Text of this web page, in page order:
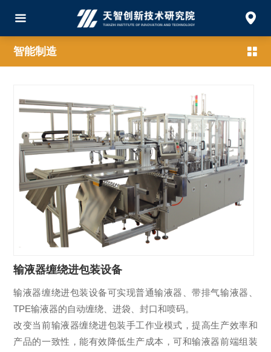
智能制造
输液器缠绕进包装设备
输液器缠绕进包装设备可实现普通输液器、带排气输液器、
TPE输液器的自动缠绕、进袋、封口和喷码。
改变当前输液器缠绕进包装手工作业模式，提高生产效率和
产品的一致性，能有效降低生产成本，可和输液器前端组装